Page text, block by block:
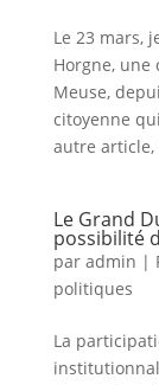
Le 23 mars,
Horgne, une
Meuse,
citoyenne
autre article,
Le Grand
possibilité
par admin |
politiques
La